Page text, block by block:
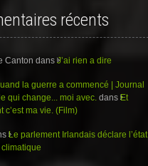
récents
Canton dans J’ai rien a dire
la guerre a commencé | Journal
qui change... moi avec. dans Et
c’est ma vie. (Film)
Le parlement Irlandais déclare l’état
climatique